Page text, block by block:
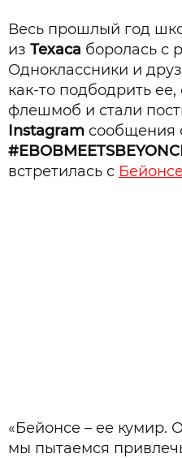
Весь прошлый год
из Техаса боролась с
Одноклассники и
как-то подбодрить
флешмоб и стали
Instagram сообщения
встретилась с Бейонсе
«Бейонсе – ее кумир.
мы пытаемся